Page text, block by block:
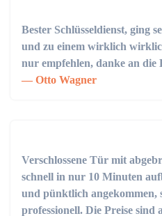
Bester Schlüsseldienst, ging
und zu einem wirklich
nur empfehlen, danke an die
Otto Wagner
Verschlossene Tür mit
schnell in nur 10 Minuten
und pünktlich angekommen,
professionell. Die Preise